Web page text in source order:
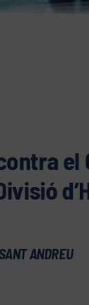
el
ANDREU